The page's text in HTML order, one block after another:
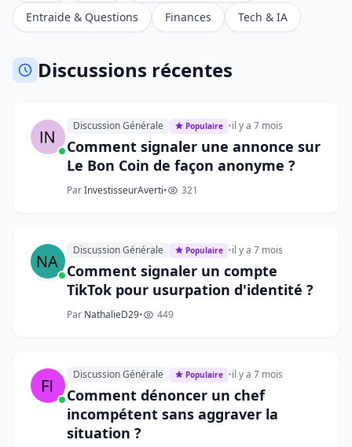
Entraide & Questions
Finances Tech & IA
Discussions récentes
Discussion Générale Populaire •il y a 7 mois
Comment signaler une annonce sur
Le Bon Coin de façon anonyme ?
ParInvestisseurAverti• 321
Discussion Générale Populaire •il y a 7 mois
Comment signaler un compte
TikTok pour usurpation d'identité ?
Par NathalieD29• 449
Discussion Générale Populaire •il y a 7 mois
Comment dénoncer un chef
incompétent sans aggraver la
situation ?